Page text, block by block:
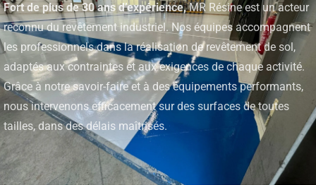
Fort de plus de 30 ans d’expérience,MR Résine est un acteur
reconnu du revêtement industriel. Nos équipes accompagnent
les professionnels dans la réalisation de revêtement de sol,
adaptés aux contraintes et aux exigences de chaque activité.
Grâce à notre savoir-faire et à des équipements performants,
nous intervenons efficacement sur des surfaces de toutes
tailles, dans des délais maîtrisés.